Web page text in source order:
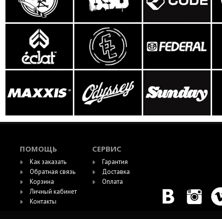
ПОМОЩЬ
Как заказать
Обратная связь
Корзина
Личный кабинет
Контакты
СЕРВИС
Гарантия
Доставка
Оплата